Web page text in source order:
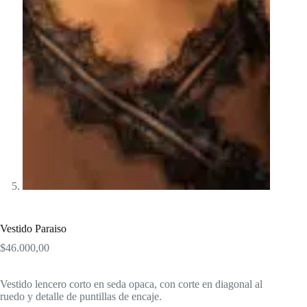
Vestido Paraiso
$46.000,00
Vestido lencero corto en seda opaca, con corte en diagonal al
ruedo y detalle de puntillas de encaje.